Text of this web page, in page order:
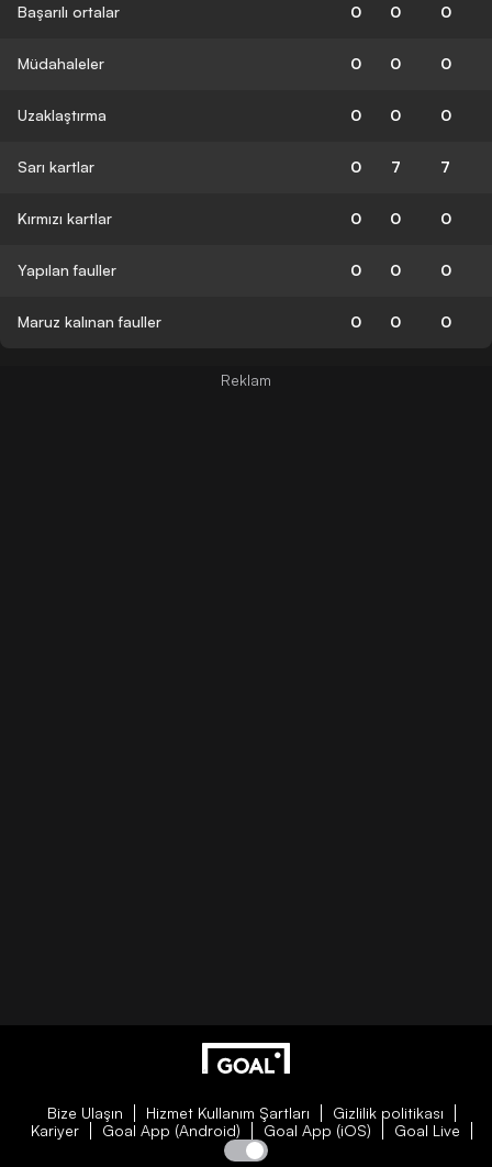
Başarılı ortalar 0 0 0
Müdahaleler 0 0 0
Uzaklaştırma 0 0 0
Sarı kartlar 0 7 7
Kırmızı kartlar 0 0 0
Yapılan fauller 0 0 0
Maruz kalınan fauller 0 0 0
Bize Ulaşın Hizmet Kullanım Şartları
Gizlilik politikası
Kariyer
Goal App (Android) Goal App (iOS) Goal Live